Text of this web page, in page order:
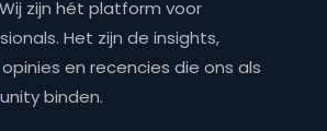
zijn hét platform voor
Het zijn de insights,
en recencies die ons als
binden.